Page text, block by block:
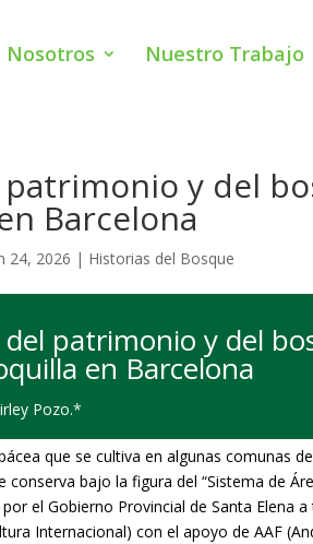
Nosotros Nuestro Trabajo
y del
Barcelona
24, 2026 | Historias del Bosque
del patrimonio y del
en Barcelona
Pozo.*
que se cultiva en algunas comunas
bajo la figura del “Sistema de
por el Gobierno Provincial de Santa Elena
Internacional) con el apoyo de AAF